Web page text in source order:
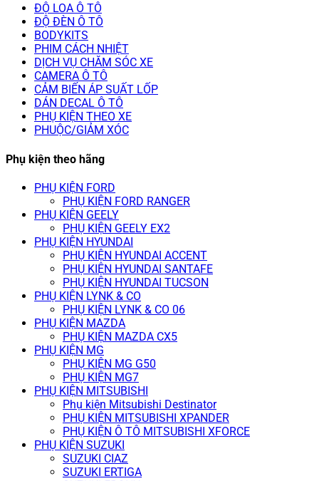
ĐỘ LOA Ô TÔ
ĐỘ ĐÈN Ô TÔ
BODYKITS
PHIM CÁCH NHIỆT
DỊCH VỤ CHĂM SÓC XE
CAMERA Ô TÔ
CẢM BIẾN ÁP SUẤT LỐP
DÁN DECAL Ô TÔ
PHỤ KIỆN THEO XE
PHUỘC/GIẢM XÓC
Phụ kiện theo hãng
PHỤ KIỆN FORD
PHỤ KIỆN FORD RANGER
PHỤ KIỆN GEELY
PHỤ KIỆN GEELY EX2
PHỤ KIỆN HYUNDAI
PHỤ KIỆN HYUNDAI ACCENT
PHỤ KIỆN HYUNDAI SANTAFE
PHỤ KIỆN HYUNDAI TUCSON
PHỤ KIỆN LYNK & CO
PHỤ KIỆN LYNK & CO 06
PHỤ KIỆN MAZDA
PHỤ KIỆN MAZDA CX5
PHỤ KIỆN MG
PHỤ KIỆN MG G50
PHỤ KIỆN MG7
PHỤ KIỆN MITSUBISHI
Phụ kiện Mitsubishi Destinator
PHỤ KIỆN MITSUBISHI XPANDER
PHỤ KIỆN Ô TÔ MITSUBISHI XFORCE
PHỤ KIỆN SUZUKI
SUZUKI CIAZ
SUZUKI ERTIGA